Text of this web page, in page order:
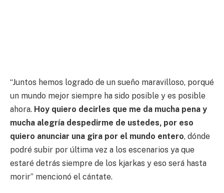
“Juntos hemos logrado de un sueño maravilloso, porqué
un mundo mejor siempre ha sido posible y es posible
ahora. Hoy quiero decirles que me da mucha pena y
mucha alegría despedirme de ustedes, por eso
quiero anunciar una gira por el mundo entero, dónde
podré subir por última vez a los escenarios ya que
estaré detrás siempre de los kjarkas y eso será hasta
morir” mencionó el cántate.